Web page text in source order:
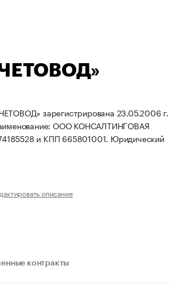
зарегистрирована 23.05.2006 г.
ООО КОНСАЛТИНГОВАЯ
и КПП 665801001. Юридический
описание
контракты